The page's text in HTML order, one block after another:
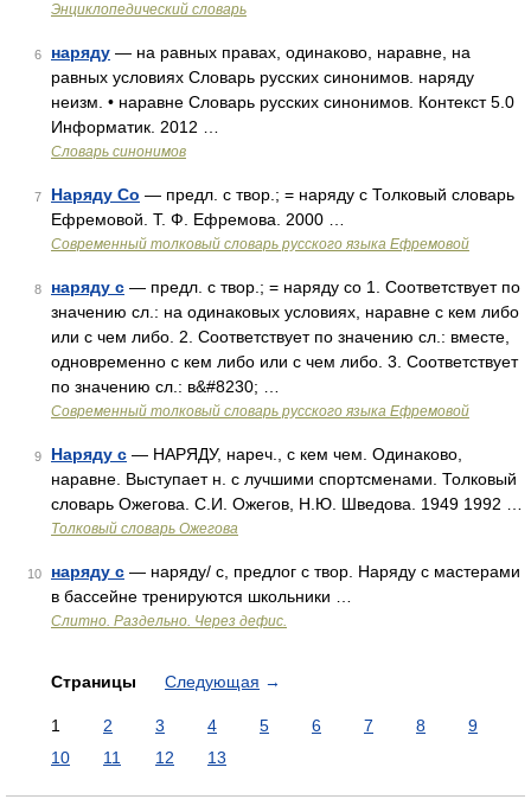
Энциклопедический словарь
6 наряду — на равных правах, одинаково, наравне, на
равных условиях Словарь русских синонимов. наряду
неизм. • наравне Словарь русских синонимов. Контекст 5.0
Информатик. 2012 …
Словарь синонимов
7 Наряду Со — предл. с твор.; = наряду с Толковый словарь
Ефремовой. Т. Ф. Ефремова. 2000 …
Современный толковый словарь русского языка Ефремовой
8 наряду с — предл. с твор.; = наряду со 1. Соответствует по
значению сл.: на одинаковых условиях, наравне с кем либо
или с чем либо. 2. Соответствует по значению сл.: вместе,
одновременно с кем либо или с чем либо. 3. Соответствует
по значению сл.: в&#8230; …
Современный толковый словарь русского языка Ефремовой
9 Наряду с — НАРЯДУ, нареч., с кем чем. Одинаково,
наравне. Выступает н. с лучшими спортсменами. Толковый
словарь Ожегова. С.И. Ожегов, Н.Ю. Шведова. 1949 1992 …
Толковый словарь Ожегова
10 наряду с — наряду/ с, предлог с твор. Наряду с мастерами
в бассейне тренируются школьники …
Слитно. Раздельно. Через дефис.
Страницы Следующая →
1 2 3 4 5 6 7 8
9
10
11 12 13